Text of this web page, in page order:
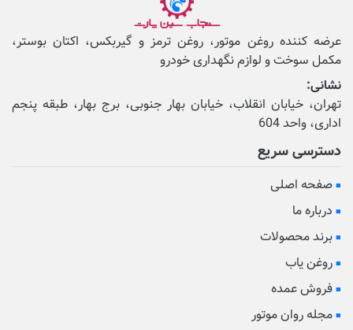
عرضه کننده روغن موتور، روغن ترمز و گیربکس، اکتان بوستر،
مکمل‌ سوخت و لوازم نگهداری خودرو
نشانی:
تهران، خیابان انقلاب، خیابان بهار جنوبی، برج بهار، طبقه پنجم
اداری، واحد 604
دسترسی سریع
صفحه اصلی
درباره ما
برند محصولات
روغن یاب
فروش عمده
مجله روان موتور